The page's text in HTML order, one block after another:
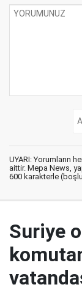
UYARI: Yorumların
aittir. Mepa News,
600 karakterle
Suriye